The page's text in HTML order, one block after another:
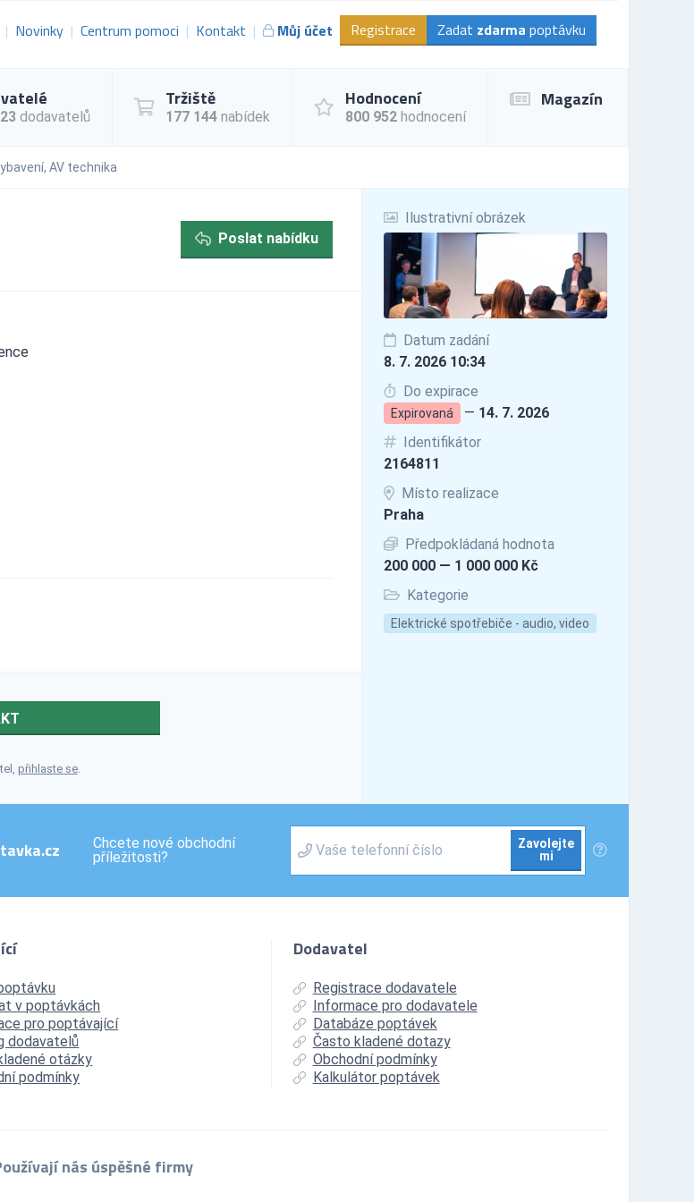
Novinky Centrum pomoci Kontakt Můj účet Registrace Zadat zdarma poptávku
dodavatelů
Tržiště
177 144 nabídek
Hodnocení
800 952 hodnocení
Magazín
AV technika
Ilustrativní obrázek
Datum zadání
8. 7. 2026 10:34
Do expirace
Expirovaná — 14. 7. 2026
Identifikátor
2164811
Místo realizace
Praha
Předpokládaná hodnota
200 000 — 1 000 000 Kč
Kategorie
Elektrické spotřebiče - audio, video
Poslat nabídku
přihlaste se.
Chcete nové obchodní
příležitosti?
Zavolejte
mi
v poptávkách
pro poptávající
dodavatelů
otázky
podmínky
Dodavatel
Registrace dodavatele
Informace pro dodavatele
Databáze poptávek
Často kladené dotazy
Obchodní podmínky
Kalkulátor poptávek
nás úspěšné firmy